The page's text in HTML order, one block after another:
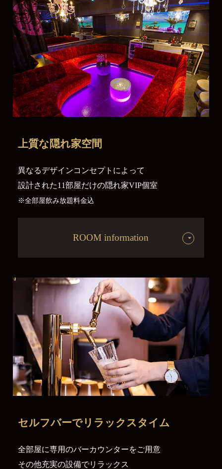
上質な隠れ家空間
異なるデザインコンセプトによって
設計された11部屋だけの隠れ家VIP個室
※全部屋飲み放題料金込
ROOM information
セルフバーでリラックスタイム
全部屋に専用のバーカウンターをご用意
その他充実の設備でリラックス